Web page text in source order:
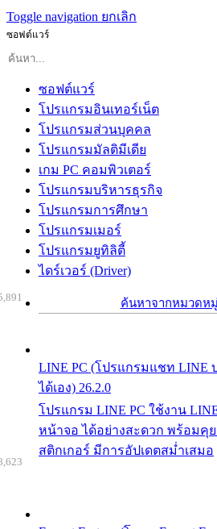
Toggle navigation ยกเลิก
ซอฟต์แวร์
ซอฟต์แวร์
โปรแกรมอินเทอร์เน็ต
โปรแกรมส่วนบุคคล
โปรแกรมมัลติมีเดีย
เกม PC คอมพิวเตอร์
โปรแกรมบริหารธุรกิจ
โปรแกรมการศึกษา
โปรแกรมเมอร์
โปรแกรมยูทิลิตี้
ไดร์เวอร์ (Driver)
ค้นหาจากหมวดห
LINE PC (โปรแกรมแชท LINE
ได้เอง) 26.2.0
โปรแกรม LINE PC ใช้งาน
หน้าจอ ได้อย่างสะดวก พร้อมคุ
สติกเกอร์ มีการอัปเดตสม่ำเสมอ